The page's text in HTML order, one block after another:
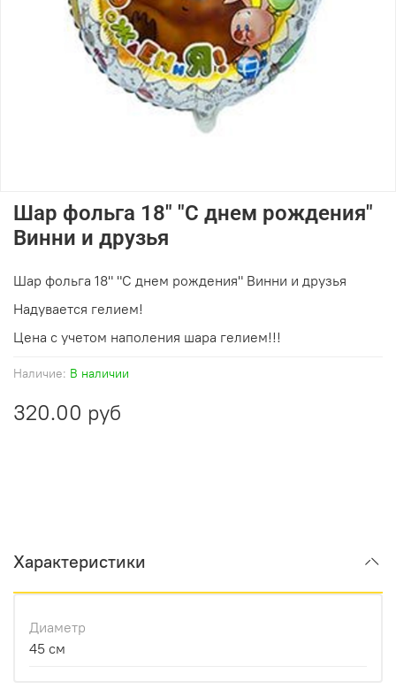
Наличие: В наличии
Шар фольга 18" "С днем рождения"
Винни и друзья
320.00 руб
Шар фольга 18" "С днем рождения" Винни и друзья
Надувается гелием!
Цена с учетом наполения шара гелием!!!
Характеристики
Диаметр
45 см